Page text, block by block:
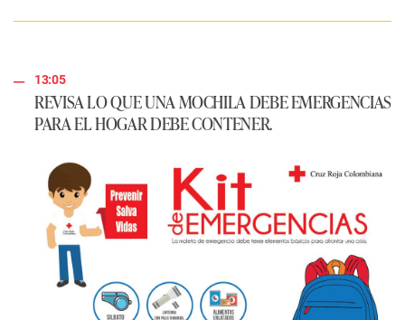
13:05
REVISA LO QUE UNA MOCHILA DEBE EMERGENCIAS
PARA EL HOGAR DEBE CONTENER.